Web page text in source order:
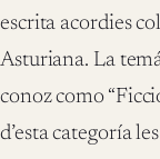
escrita acordies
Asturiana. La
conoz como
d’esta categoría